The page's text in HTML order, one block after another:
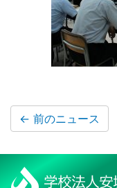
← 前のニュース